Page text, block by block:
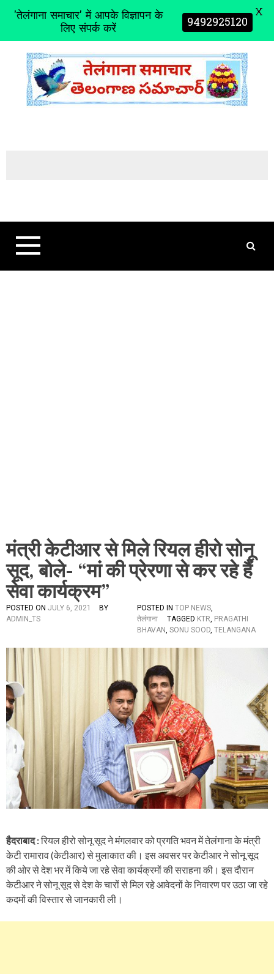
t
मंत्री केटीआर से मिले रियल हीरो सोनू
सूद, बोले- “मां की प्रेरणा से कर रहे हैं
सेवा कार्यक्रम”
POSTED ON JULY 6, 2021
BY
ADMIN_TS
POSTED IN TOP NEWS,
तेलंगाना
TAGGED KTR, PRAGATHI
BHAVAN, SONU SOOD, TELANGANA
हैदराबाद :रियल हीरो सोनू सूद ने मंगलवार को प्रगति भवन में तेलंगाना के मंत्री
केटी रामाराव (केटीआर) से मुलाकात की। इस अवसर पर केटीआर ने सोनू सूद
की ओर से देश भर में किये जा रहे सेवा कार्यक्रमों की सराहना की। इस दौरान
केटीआर ने सोनू सूद से देश के चारों से मिल रहे आवेदनों के निवारण पर उठा जा रहे
कदमों की विस्तार से जानकारी ली।
'तेलंगाना समाचार' में आपके विज्ञापन के
लिए संपर्क करें 9492925120 X